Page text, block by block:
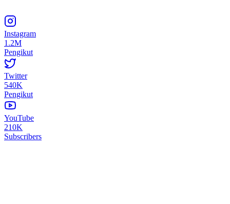
Instagram
1.2M
Pengikut
Twitter
540K
Pengikut
YouTube
210K
Subscribers